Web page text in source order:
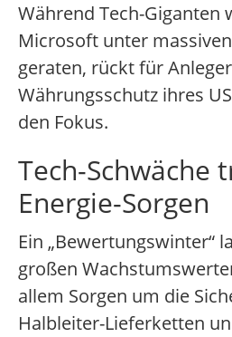
Während Tech-Giganten
Microsoft unter
geraten, rückt für
Währungsschutz ihres
den Fokus.
Tech-Schwäche
Energie-Sorgen
Ein „Bewertungswinter“
großen
allem Sorgen um die
Halbleiter-Lieferketten